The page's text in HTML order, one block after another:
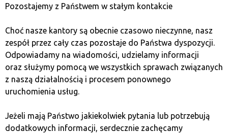
Zapisz się do newslettera!
Wyślemy do Ciebie miesięcznepodsumowania
Pozostajemy z Państwem w stałym kontakcie
Choć nasze kantory są obecnie czasowo nieczynne, nasz
zespół przez cały czas pozostaje do Państwa dyspozycji.
Odpowiadamy na wiadomości, udzielamy informacji
oraz służymy pomocą we wszystkich sprawach związanych
z naszą działalnością i procesem ponownego
uruchomienia usług.
Jeżeli mają Państwo jakiekolwiek pytania lub potrzebują
dodatkowych informacji, serdecznie zachęcamy